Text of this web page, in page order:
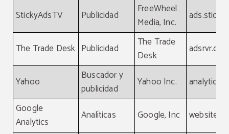
StickyAdsTV Publicidad
FreeWheel
Media, Inc.
The Trade Desk Publicidad
The Trade
Desk
adsrvr.org
Yahoo
Buscador y
publicidad
Yahoo Inc.
Google
Analytics
Analíticas Google, Inc website